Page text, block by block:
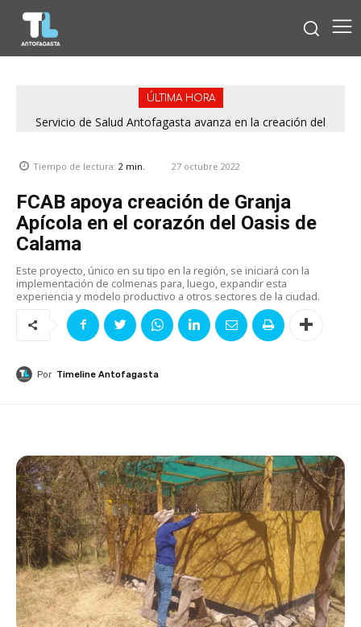
ÚLTIMA HORA
Exponor será el epicentro de las ramadas: Municipio de
Servicio de Salud Antofagasta avanza en la creación del
Tiempo de lectura: 2 min. 27 octubre 2022
FCAB apoya creación de Granja
Apícola en el corazón del Oasis de
Calama
Este proyecto, único en su tipo en la región, se iniciará con la
implementación de colmenas para, luego, expandir esta
experiencia y modelo productivo a otros sectores de la ciudad.
Por Timeline Antofagasta